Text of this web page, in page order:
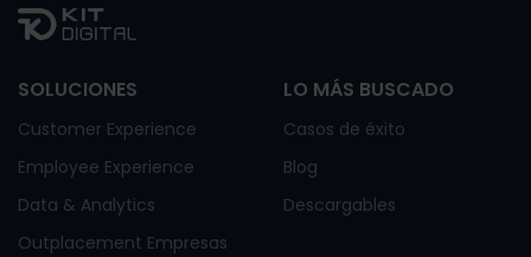
SOLUCIONES
Customer Experience
Employee Experience
Data & Analytics
Outplacement Empresas
LO MÁS BUSCADO
Casos de éxito
Blog
Descargables